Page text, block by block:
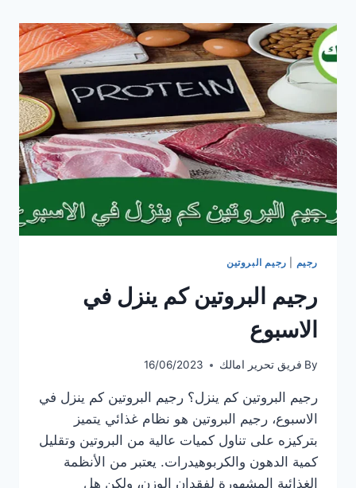
رجيم رجيم البروتين
رجيم البروتين كم ينزل في
الاسبوع
By فريق تحرير امالك 16/06/2023
رجيم البروتين كم ينزل؟ رجيم البروتين كم ينزل في
الاسبوع، رجيم البروتين هو نظام غذائي يتميز
بتركيزه على تناول كميات عالية من البروتين وتقليل
كمية الدهون والكربوهيدرات. يعتبر من الأنظمة
الغذائية المشهورة لفقدان الوزن، ولكن هل